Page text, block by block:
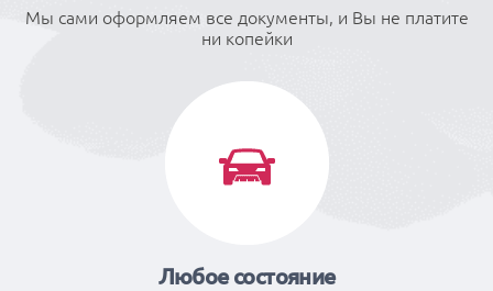
Мы сами оформляем все документы, и Вы не платите
ни копейки
Любое состояние